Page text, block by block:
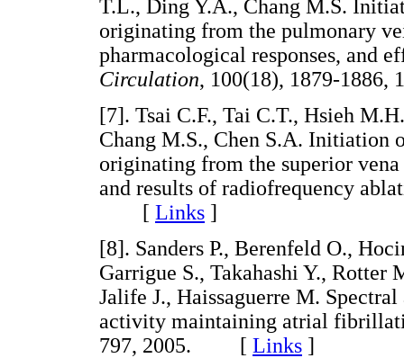
T.L., Ding Y.A., Chang M.S.
originating from the pulmonary
pharmacological responses, and
Circulation, 100(18), 1879-
[7]. Tsai C.F., Tai C.T., Hsieh
Chang M.S., Chen S.A.
originating from the superior
and results of radiofrequency
[ Links ]
[8]. Sanders P., Berenfeld O.,
Garrigue S., Takahashi Y., Rotter
Jalife J., Haissaguerre M.
activity maintaining atrial
797, 2005. [ Links ]